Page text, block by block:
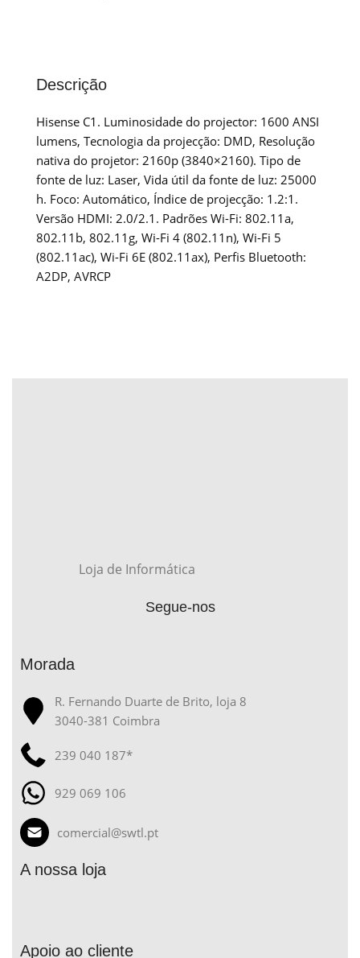
Descrição
Hisense C1. Luminosidade do projector: 1600 ANSI
lumens, Tecnologia da projecção: DMD, Resolução
nativa do projetor: 2160p (3840×2160). Tipo de
fonte de luz: Laser, Vida útil da fonte de luz: 25000
h. Foco: Automático, Índice de projecção: 1.2:1.
Versão HDMI: 2.0/2.1. Padrões Wi-Fi: 802.11a,
802.11b, 802.11g, Wi-Fi 4 (802.11n), Wi-Fi 5
(802.11ac), Wi-Fi 6E (802.11ax), Perfis Bluetooth:
A2DP, AVRCP
Loja de Informática
Segue-nos
Morada
R. Fernando Duarte de Brito, loja 8
3040-381 Coimbra
239 040 187*
929 069 106
comercial@swtl.pt
A nossa loja
Apoio ao cliente